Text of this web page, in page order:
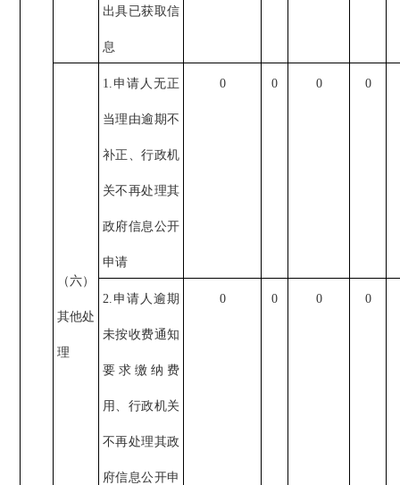
出具已获取信
息
（六）
其他处
理
1.申请人无正
当理由逾期不
补正、行政机
关不再处理其
政府信息公开
申请
0 0 0 0
2.申请人逾期
未按收费通知
要求缴纳费
用、行政机关
不再处理其政
府信息公开申
0 0 0 0